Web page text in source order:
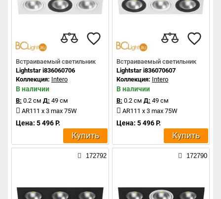
Встраиваемый светильник
Lightstar i836060706
Коллекция: Intero
В наличии
В: 0.2 см Д: 49 см
AR111 x 3 max 75W
Цена: 5 496 Р.
Купить
Встраиваемый светильник
Lightstar i836070607
Коллекция: Intero
В наличии
В: 0.2 см Д: 49 см
AR111 x 3 max 75W
Цена: 5 496 Р.
Купить
172792 172790